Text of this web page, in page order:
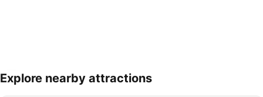
展開地圖
Explore nearby attractions